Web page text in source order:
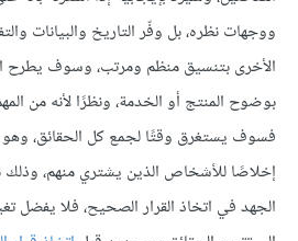
ووجهات نظره، بل وفّر التاريخ والبيانات
الأخرى بتنسيق منظم ومرتب، وسوف يطرح
بوضوح المنتج أو الخدمة، ونظرًا لأنه من
فسوف يستغرق وقتًا لجمع كل الحقائق، وهو
إخلاصًا للأشخاص الذين يشتري منهم، وذلك
الجهد في اتخاذ القرار الصحيح، فلا يفضل